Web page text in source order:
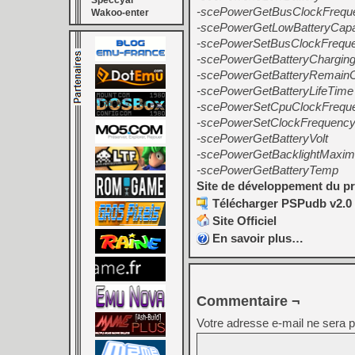
Wakoo-enter
-
-
-
-
-
-scePowerGetBatteryLifeTime
-
-scePowerSetClockFrequency
-scePowerGetBatteryVolt
-
-scePowerGetBatteryTemp
Site de développement du
Télécharger PSPudb v2.0
Site Officiel
En savoir plus…
Commentaire ¬
Votre adresse e-mail ne sera